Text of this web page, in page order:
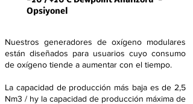
Opsiyonel
Nuestros generadores de oxígeno modulares
están diseñados para usuarios cuyo consumo
de oxígeno tiende a aumentar con el tiempo.
La capacidad de producción más baja es de 2,5
Nm3 / hy la capacidad de producción máxima de